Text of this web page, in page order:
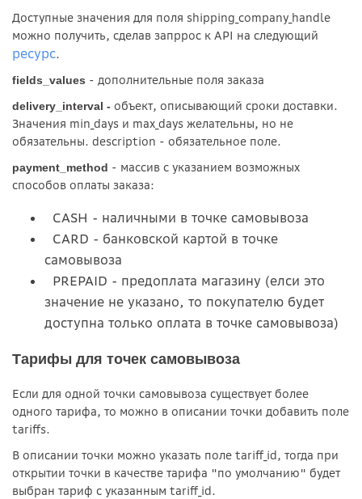
Доступные значения для поля shipping_company_handle
можно получить, сделав запррос к API на следующий
ресурс.
fields_values - дополнительные поля заказа
delivery_interval - объект, описывающий сроки доставки.
Значения min_days и max_days желательны, но не
обязательны. description - обязательное поле.
payment_method - массив с указанием возможных
способов оплаты заказа:
CASH - наличными в точке самовывоза
CARD - банковской картой в точке
самовывоза
PREPAID - предоплата магазину (елси это
значение не указано, то покупателю будет
доступна только оплата в точке самовывоза)
Тарифы для точек самовывоза
Если для одной точки самовывоза существует более
одного тарифа, то можно в описании точки добавить поле
tariffs.
В описании точки можно указать поле tariff_id, тогда при
открытии точки в качестве тарифа "по умолчанию" будет
выбран тариф с указанным tariff_id.